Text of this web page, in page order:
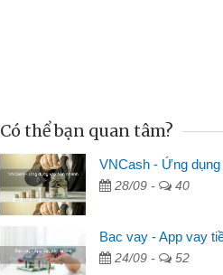
Đoàn Hữu Cảnh
Mình cần tiền
nhưng thật may đã
không cần gặp mặt
bè biết
Có thể bạn quan tâm?
VNCash - Ứng
28/09 - 40
Bac vay - App vay
24/09 - 52